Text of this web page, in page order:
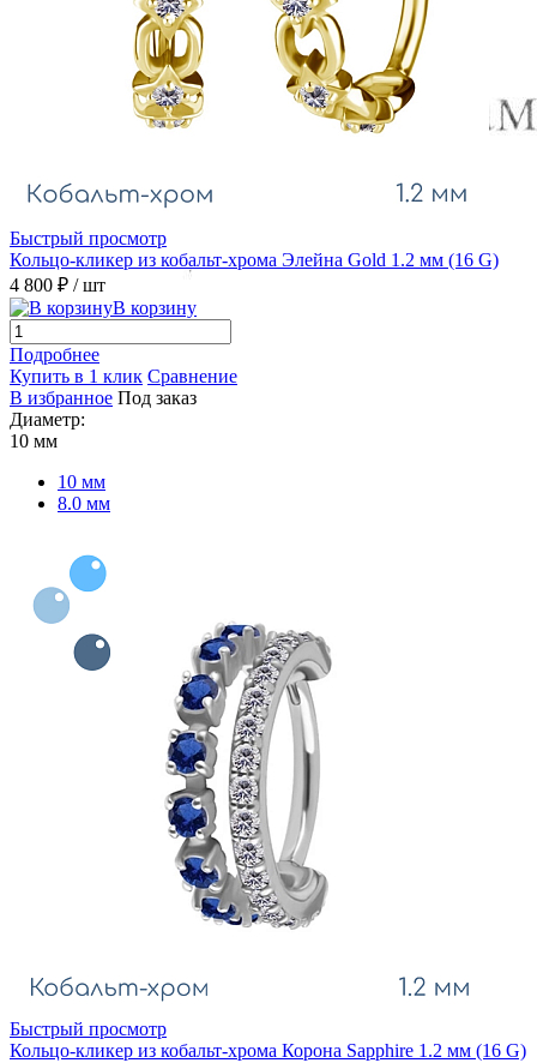
Быстрый просмотр
Кольцо-кликер из кобальт-хрома Элейна Gold 1.2 мм (16 G)
4 800 ₽ / шт
В корзину
Подробнее
Купить в 1 клик Сравнение
В избранное Под заказ
Диаметр:
10 мм
10 мм
8.0 мм
Быстрый просмотр
Кольцо-кликер из кобальт-хрома Корона Sapphire 1.2 мм (16 G)